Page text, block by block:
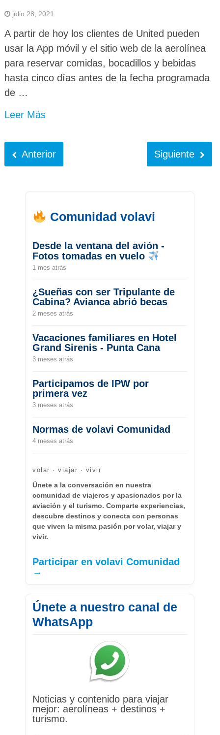
julio 28, 2021
A partir de hoy los clientes de United pueden
usar la App móvil y el sitio web de la aerolínea
para reservar comidas, bocadillos y bebidas
hasta cinco días antes de la fecha programada
de …
Leer Más
Anterior Siguiente
Comunidad volavi
Desde la ventana del avión -
Fotos tomadas en vuelo
1 mes atrás
¿Sueñas con ser Tripulante de
Cabina? Avianca abrió becas
2 meses atrás
Vacaciones familiares en Hotel
Grand Sirenis - Punta Cana
3 meses atrás
Participamos de IPW por
primera vez
3 meses atrás
Normas de volavi Comunidad
4 meses atrás
volar · viajar · vivir
Únete a la conversación en nuestra
comunidad de viajeros y apasionados por la
aviación y el turismo. Comparte experiencias,
descubre destinos y conecta con personas
que viven la misma pasión por volar, viajar y
vivir.
Participar en volavi Comunidad
→
Únete a nuestro canal de
WhatsApp
Noticias y contenido para viajar
mejor: aerolíneas + destinos +
turismo.